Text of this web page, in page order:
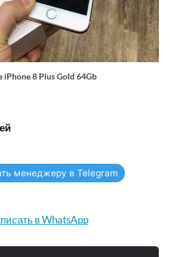
iPhone 8 Plus Gold 64Gb
менеджеру в Telegram
в WhatsApp